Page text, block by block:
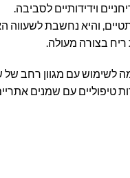
וידידותיים לסביבה.
והיא נחשבת לשעווה
בצורה מעולה.
עם מגוון רחב של
טיפוליים עם שמנים